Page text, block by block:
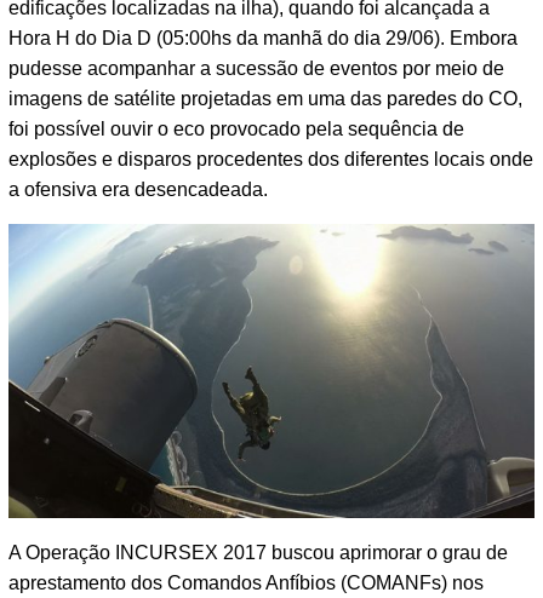
edificações localizadas na ilha), quando foi alcançada a
Hora H do Dia D (05:00hs da manhã do dia 29/06). Embora
pudesse acompanhar a sucessão de eventos por meio de
imagens de satélite projetadas em uma das paredes do CO,
foi possível ouvir o eco provocado pela sequência de
explosões e disparos procedentes dos diferentes locais onde
a ofensiva era desencadeada.
A Operação INCURSEX 2017 buscou aprimorar o grau de
aprestamento dos Comandos Anfíbios (COMANFs) nos